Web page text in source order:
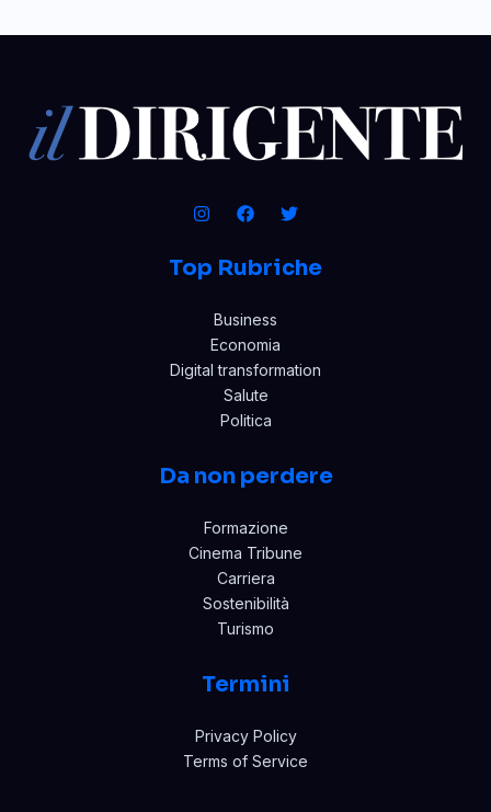
Top Rubriche
Business
Economia
Digital transformation
Salute
Politica
Da non perdere
Formazione
Cinema Tribune
Carriera
Sostenibilità
Turismo
Termini
Privacy Policy
Terms of Service